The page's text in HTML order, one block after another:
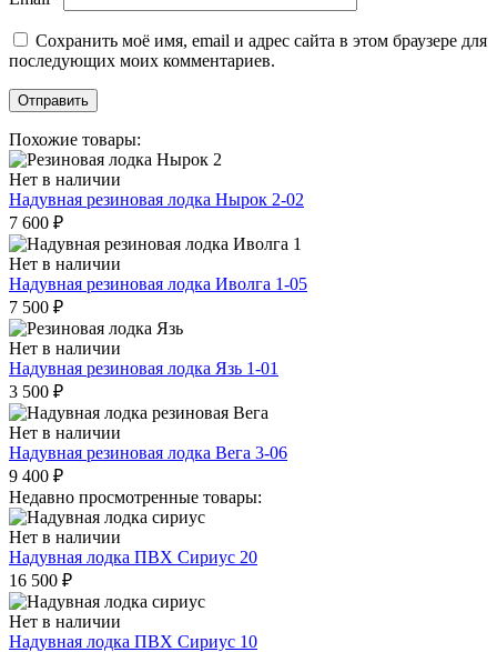
Сохранить моё имя, email и адрес сайта в этом браузере для
последующих моих комментариев.
Похожие товары:
Нет в наличии
Надувная резиновая лодка Нырок 2-02
7 600 ₽
Нет в наличии
Надувная резиновая лодка Иволга 1-05
7 500 ₽
Нет в наличии
Надувная резиновая лодка Язь 1-01
3 500 ₽
Нет в наличии
Надувная резиновая лодка Вега 3-06
9 400 ₽
Недавно просмотренные товары:
Нет в наличии
Надувная лодка ПВХ Сириус 20
16 500 ₽
Нет в наличии
Надувная лодка ПВХ Сириус 10